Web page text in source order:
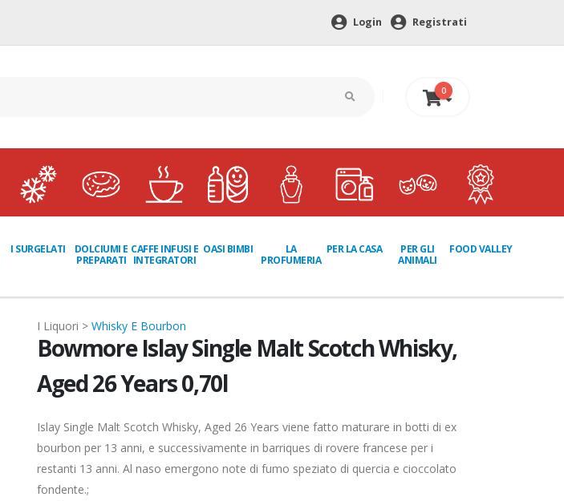
Login Registrati
0
0 €
I SURGELATI
DOLCIUMI E
PREPARATI
CAFFE INFUSI E
INTEGRATORI
OASI BIMBI
LA
PROFUMERIA
PER LA CASA
PER GLI
ANIMALI
FOOD VALLEY
I Liquori > Whisky E Bourbon
Bowmore Islay Single Malt Scotch Whisky,
Aged 26 Years 0,70l
Islay Single Malt Scotch Whisky, Aged 26 Years viene fatto maturare in botti di ex
bourbon per 13 anni, e successivamente in barriques di rovere francese per i
restanti 13 anni. Al naso emergono note di fumo speziato di quercia e cioccolato
fondente.;